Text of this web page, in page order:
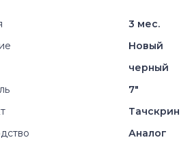
3 мес.
Новый
черный
7"
Тачскрин
Аналог